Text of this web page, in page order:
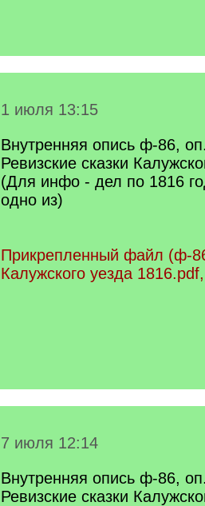
1 июля 13:15
Внутренняя опись ф-86,
Ревизские сказки
(Для инфо - дел по 1816
одно из)
Прикрепленный файл (ф-
Калужского уезда
7 июля 12:14
Внутренняя опись ф-86,
Ревизские сказки